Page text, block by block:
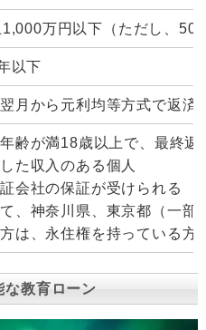
万円以下（ただし、
以下
月から元利均等方式で返済
年齢が満18歳以上で、最終
た収入のある個人
会社の保証が受けられる
て、神奈川県、東京都（一
方は、永住権を持っている方
な教育ローン